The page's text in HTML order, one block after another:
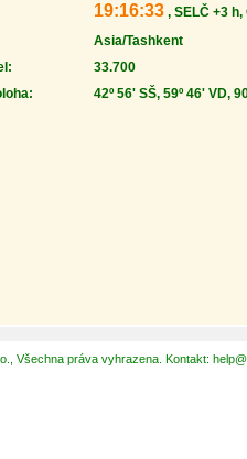
19:16:33 , SELČ +3 h,
Asia/Tashkent
33.700
42º 56' SŠ, 59º 46' VD,
Všechna práva vyhrazena. Kontakt: